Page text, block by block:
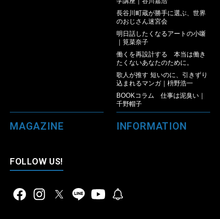
長谷川町蔵が勝手に選ぶ、世界
のおじさん迷宮会
明日話したくなるアートの小噺
｜筧菜奈子
働くを再設計する 本当は働き
たくないあなたのために。
歌人が推す 短いのに、引きずり
込まれるマンガ｜枡野浩一
BOOKコラム 仕事は泥臭い｜
千野帽子
MAGAZINE INFORMATION
FOLLOW US!